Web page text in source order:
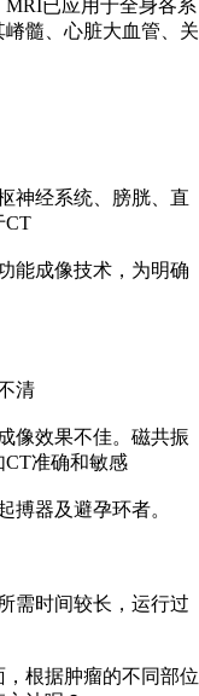
已应用于全身各系
髓、心脏大血管、关
神经系统、膀胱、直
CT
能成像技术，为明确
清
像效果不佳。磁共振
CT准确和敏感
搏器及避孕环者。
需时间较长，运行过
根据肿瘤的不同部位